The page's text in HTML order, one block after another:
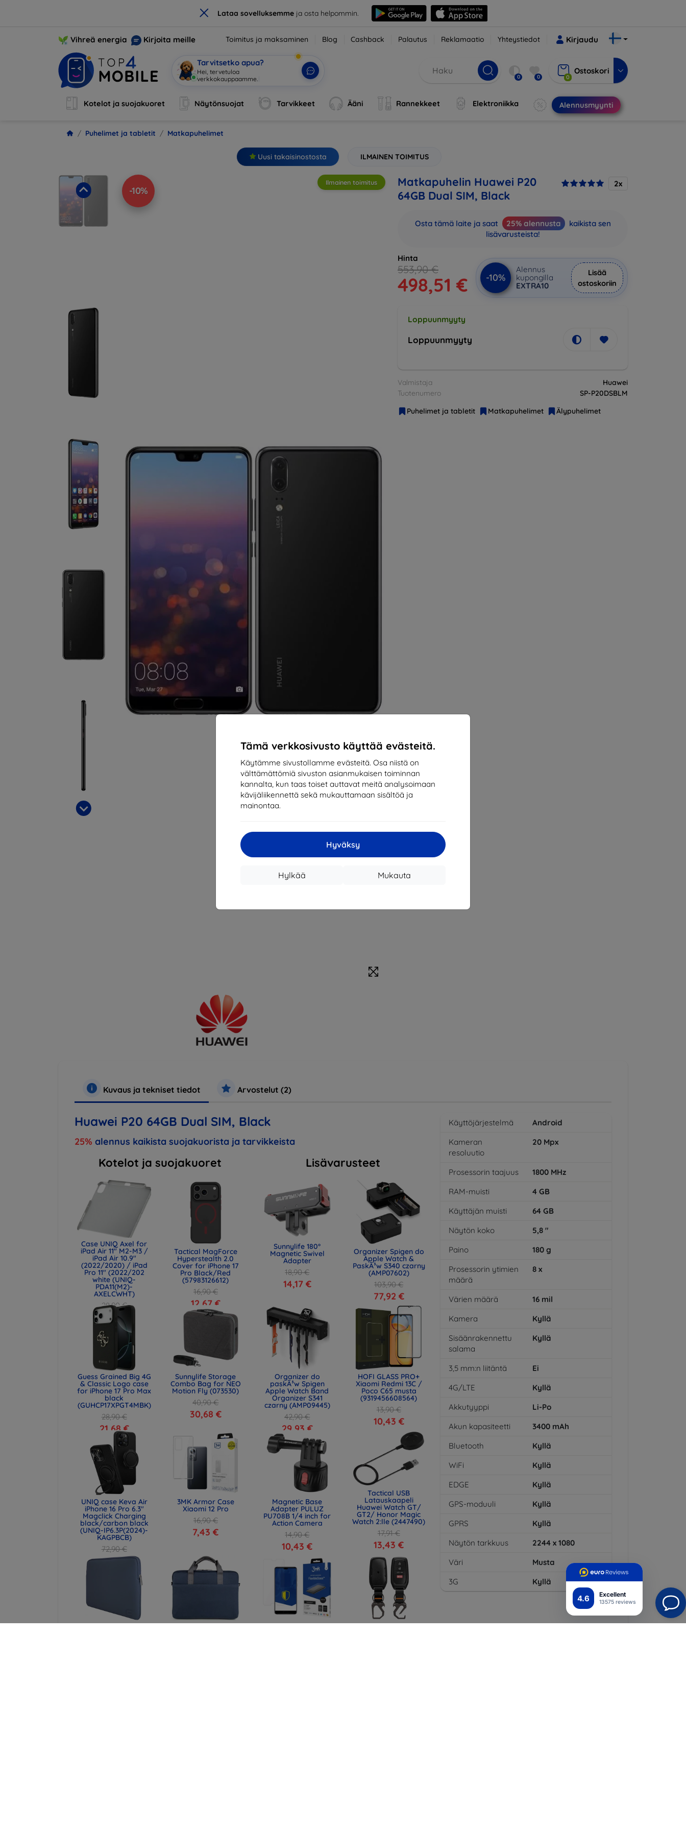
× Lataa sovelluksemmeja osta helpommin.
4.6 Excellent
13575 reviews
Tämä verkkosivusto käyttää evästeitä.
Käytämme sivustollamme evästeitä. Osa niistä on
välttämättömiä sivuston asianmukaisen toiminnan
kannalta, kun taas toiset auttavat meitä analysoimaan
kävijäliikennettä sekä mukauttamaan sisältöä ja
mainontaa.
Hyväksy
Mukauta
Hylkää
Vihreä energia Kirjoita meille Toimitus ja maksaminen Blog Cashback Palautus Reklamaatio Yhteystiedot Kirjaudu
Tarvitsetko apua?
Olen| 0 0 0
Ostoskori
Kotelot ja suojakuoret Näytönsuojat Tarvikkeet Ääni Rannekkeet Elektroniikka Alennusmyynti
Puhelimet ja tabletit Matkapuhelimet
Uusi takaisinostosta ILMAINEN TOIMITUS
-10%
Ilmainen toimitus
Matkapuhelin Huawei P20
64GB Dual SIM, Black
2x
Osta tämä laite ja saat 25% alennusta
kaikista sen
lisävarusteista!
Hinta
553,90 €
498,51 € -10%
Alennus
kupongilla
EXTRA10
Lisää
ostoskoriin
Loppuunmyyty
Loppuunmyyty
Valmistaja
Huawei
Tuotenumero
SP-P20DSBLM
Puhelimet ja tabletit
Matkapuhelimet Älypuhelimet
Kuvaus ja tekniset tiedot Arvostelut (2)
Huawei P20 64GB Dual SIM, Black
25% alennus kaikista suojakuorista ja tarvikkeista
Kotelot ja suojakuoret
Case UNIQ Axel for
iPad Air 11" M2-M3 /
iPad Air 10.9"
(2022/2020) / iPad
Pro 11" (2022/202
white (UNIQ-
PDA11(M2)-
AXELCWHT)
28,90 €
21,68 €
Tactical MagForce
Hyperstealth 2.0
Cover for iPhone 17
Pro Black/Red
(57983126612)
16,90 €
12,67 €
Guess Grained Big 4G
& Classic Logo case
for iPhone 17 Pro Max
black
(GUHCP17XPGT4MBK)
28,90 €
21,68 €
Sunnylife Storage
Combo Bag for NEO
Motion Fly (073530)
40,90 €
30,68 €
UNIQ case Keva Air
iPhone 16 Pro 6.3"
Magclick Charging
black/carbon black
(UNIQ-IP6.3P(2024)-
KAGPBCB)
72,90 €
54,67 €
3MK Armor Case
Xiaomi 12 Pro
16,90 €
7,43 €
Lisävarusteet
Sunnylife 180°
Magnetic Swivel
Adapter
18,90 €
14,17 €
Organizer Spigen do
Apple Watch &
PaskÃ³w S340 czarny
(AMP07602)
103,90 €
77,92 €
Organizer do
paskÃ³w Spigen
Apple Watch Band
Organizer S341
czarny (AMP09445)
42,90 €
29,93 €
HOFI GLASS PRO+
Xiaomi Redmi 13C /
Poco C65 musta
(9319456608564)
13,90 €
10,43 €
Magnetic Base
Adapter PULUZ
PU708B 1/4 inch for
Action Camera
14,90 €
10,43 €
Tactical USB
Latauskaapeli
Huawei Watch GT/
GT2/ Honor Magic
Watch 2:lle (2447490)
17,91 €
13,43 €
Käyttöjärjestelmä
Android
Kameran
resoluutio
20 Mpx
Prosessorin taajuus 1800 MHz
RAM-muisti
4 GB
Käyttäjän muisti
64 GB
Näytön koko
5,8 "
Paino
180 g
Prosessorin ytimien
määrä
8 x
Värien määrä 16 mil
Kamera
Kyllä
Sisäänrakennettu
salama
Kyllä
3,5 mm:n liitäntä
Ei
4G/LTE
Kyllä
Akkutyyppi
Li-Po
Akun kapasiteetti
3400 mAh
Bluetooth
Kyllä
WiFi
Kyllä
EDGE
Kyllä
GPS-moduuli
Kyllä
GPRS
Kyllä
Näytön tarkkuus
2244 x 1080
Väri
Musta
3G
Kyllä